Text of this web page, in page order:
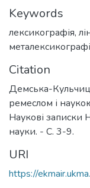
Keywords
лексикографія,
Citation
Демська-
ремеслом і
Наукові записки
науки. - С. 3-9.
URI
https://